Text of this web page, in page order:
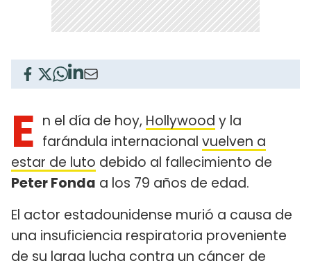
E n el día de hoy, Hollywood y la
farándula internacional vuelven a
estar de luto debido al fallecimiento de
Peter Fonda a los 79 años de edad.
El actor estadounidense murió a causa de
una insuficiencia respiratoria proveniente
de su larga lucha contra un cáncer de